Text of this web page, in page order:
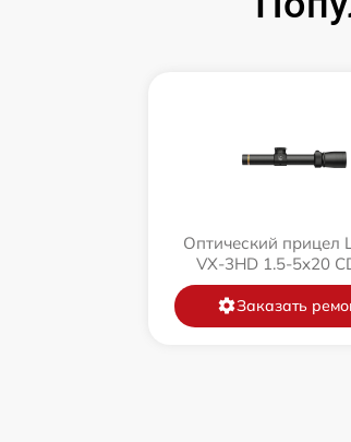
Оптический прицел
VX-3HD 1.5-5x20
Заказать